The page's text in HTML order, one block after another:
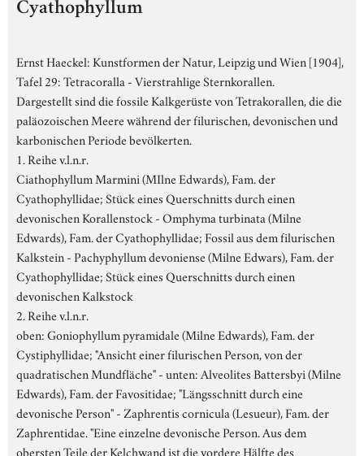
Cyathophyllum
Ernst Haeckel: Kunstformen der Natur, Leipzig und Wien [1904],
Tafel 29: Tetracoralla - Vierstrahlige Sternkorallen.
Dargestellt sind die fossile Kalkgerüste von Tetrakorallen, die die
paläozoischen Meere während der filurischen, devonischen und
karbonischen Periode bevölkerten.
1. Reihe v.l.n.r.
Ciathophyllum Marmini (MIlne Edwards), Fam. der
Cyathophyllidae; Stück eines Querschnitts durch einen
devonischen Korallenstock - Omphyma turbinata (Milne
Edwards), Fam. der Cyathophyllidae; Fossil aus dem filurischen
Kalkstein - Pachyphyllum devoniense (Milne Edwars), Fam. der
Cyathophyllidae; Stück eines Querschnitts durch einen
devonischen Kalkstock
2. Reihe v.l.n.r.
oben: Goniophyllum pyramidale (Milne Edwards), Fam. der
Cystiphyllidae; "Ansicht einer filurischen Person, von der
quadratischen Mundfläche" - unten: Alveolites Battersbyi (Milne
Edwards), Fam. der Favositidae; "Längsschnitt durch eine
devonische Person" - Zaphrentis cornicula (Lesueur), Fam. der
Zaphrentidae. "Eine einzelne devonische Person. Aus dem
obersten Teile der Kelchwand ist die vordere Hälfte des